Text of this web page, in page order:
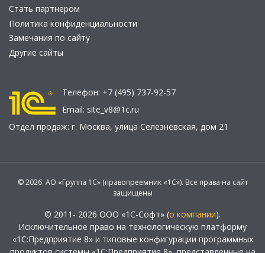
Стать партнером
Политика конфиденциальности
Замечания по сайту
Другие сайты
Телефон: +7 (495) 737-92-57
Email: site_v8@1c.ru
Отдел продаж: г. Москва, улица Селезнёвская, дом 21
© 2026 АО «Группа 1С» (правопреемник «1С»). Все права на сайт
защищены
© 2011- 2026 ООО «1С-Софт» (о компании).
Исключительное право на технологическую платформу
«1С:Предприятие 8» и типовые конфигурации программных